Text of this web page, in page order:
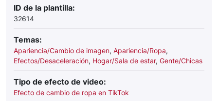
ID de la plantilla:
32614
Temas:
Apariencia/Cambio de imagen, Apariencia/Ropa,
Efectos/Desaceleración, Hogar/Sala de estar, Gente/Chicas
Tipo de efecto de video:
Efecto de cambio de ropa en TikTok